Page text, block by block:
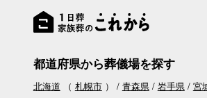
都道府県から葬儀場を探す
北海道 （ 札幌市） 青森県 岩手県 宮